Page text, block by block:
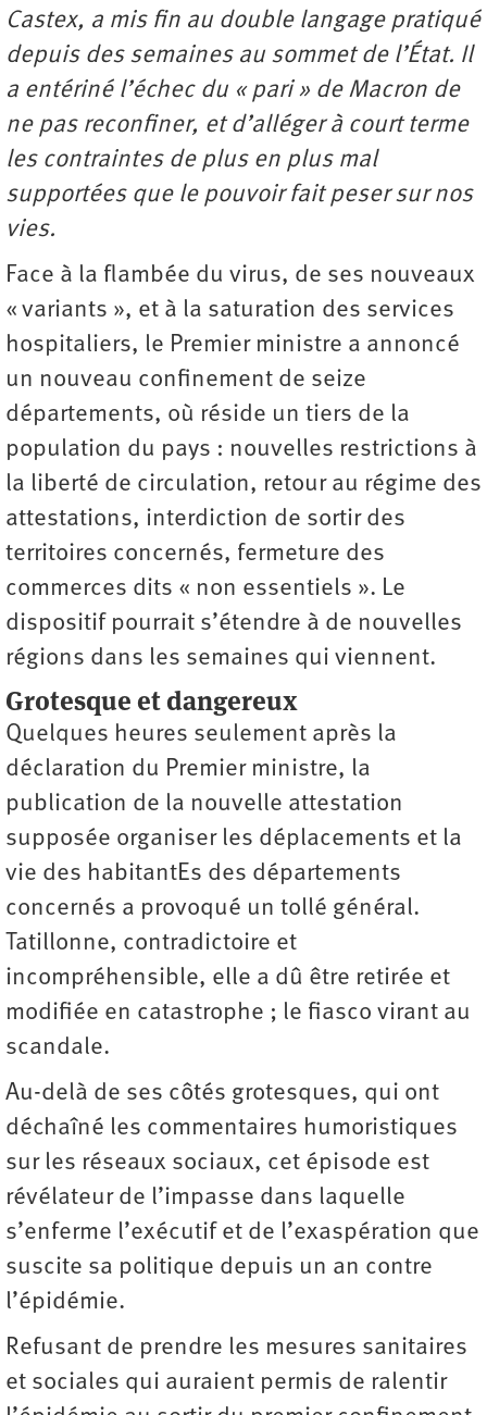
Castex, a mis fin au double langage pratiqué
depuis des semaines au sommet de l’État. Il
a entériné l’échec du « pari » de Macron de
ne pas reconfiner, et d’alléger à court terme
les contraintes de plus en plus mal
supportées que le pouvoir fait peser sur nos
vies.
Face à la flambée du virus, de ses nouveaux
« variants », et à la saturation des services
hospitaliers, le Premier ministre a annoncé
un nouveau confinement de seize
départements, où réside un tiers de la
population du pays : nouvelles restrictions à
la liberté de circulation, retour au régime des
attestations, interdiction de sortir des
territoires concernés, fermeture des
commerces dits « non essentiels ». Le
dispositif pourrait s’étendre à de nouvelles
régions dans les semaines qui viennent.
Grotesque et dangereux
Quelques heures seulement après la
déclaration du Premier ministre, la
publication de la nouvelle attestation
supposée organiser les déplacements et la
vie des habitantEs des départements
concernés a provoqué un tollé général.
Tatillonne, contradictoire et
incompréhensible, elle a dû être retirée et
modifiée en catastrophe ; le fiasco virant au
scandale.
Au-delà de ses côtés grotesques, qui ont
déchaîné les commentaires humoristiques
sur les réseaux sociaux, cet épisode est
révélateur de l’impasse dans laquelle
s’enferme l’exécutif et de l’exaspération que
suscite sa politique depuis un an contre
l’épidémie.
Refusant de prendre les mesures sanitaires
et sociales qui auraient permis de ralentir